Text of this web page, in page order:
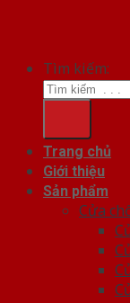
Tìm kiếm:
Trang chủ
Giới thiệu
Sản phẩm
Cửa